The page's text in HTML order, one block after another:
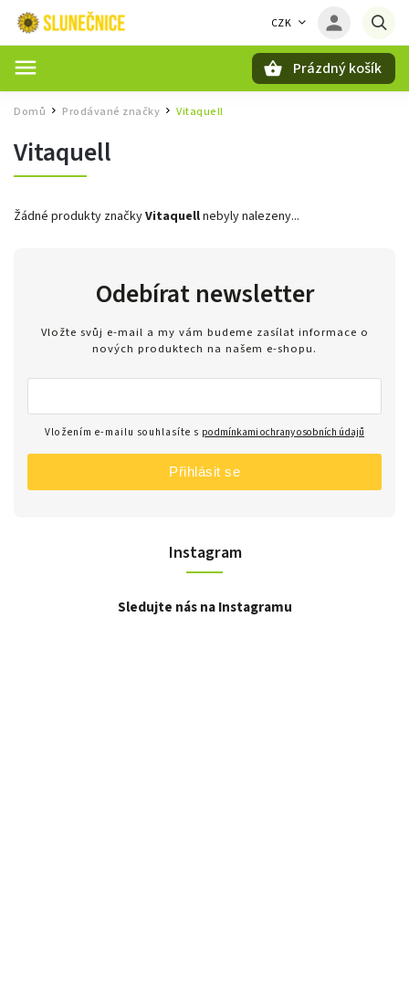
CZK
Prázdný košík
Domů / Prodávané značky / Vitaquell
Vitaquell
Žádné produkty značkyVitaquellnebyly nalezeny...
Instagram
Sledujte nás na Instagramu
Odebírat newsletter
Vložte svůj e-mail a my vám budeme zasílat informace o
nových produktech na našem e-shopu.
Vložením e-mailu souhlasíte s podmínkami ochrany osobních údajů
Přihlásit se